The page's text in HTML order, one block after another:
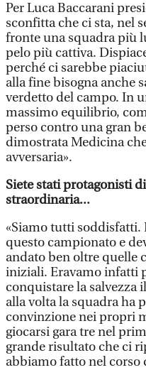
Per Luca Baccarani
sconfitta che ci sta, nel
fronte una squadra più
pelo più cattiva.
perché ci sarebbe
alla fine bisogna anche
verdetto del campo. In
massimo equilibrio,
perso contro una gran
dimostrata Medicina
avversaria».
Siete stati protagonisti
straordinaria...
«Siamo tutti soddisfatti.
questo campionato e
andato ben oltre quelle
iniziali. Eravamo infatti
conquistare la salvezza
alla volta la squadra ha
convinzione nei propri
giocarsi gara tre nel
grande risultato che ci
abbiamo fatto nel corso